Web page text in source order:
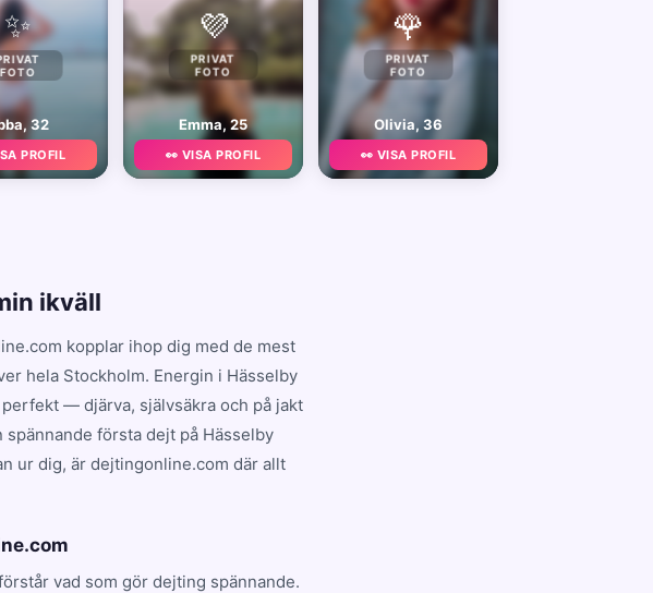
✨
FOTO
32
PROFIL
💜
PRIVAT
FOTO
Emma, 25
👀 VISA PROFIL
🌹
PRIVAT
FOTO
Olivia, 36
👀 VISA PROFIL
ikväll
kopplar ihop dig med de mest
hela Stockholm. Energin i Hässelby
— djärva, självsäkra och på jakt
första dejt på Hässelby
ur dig, är dejtingonline.com där allt
vad som gör dejting spännande.